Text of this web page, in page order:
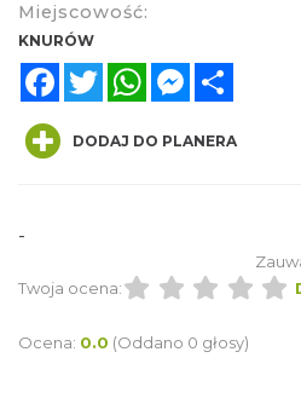
Miejscowość:
KNURÓW
FacebookTwitterWhatsAppMessenger
DODAJ DO PLANERA
-
Twoja ocena:
Ocena: 0.0 (Oddano 0 głosy)